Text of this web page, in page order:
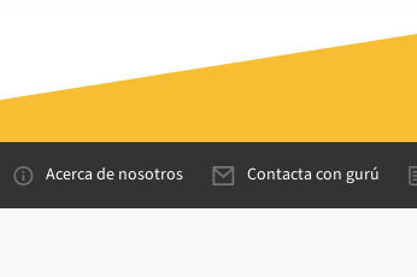
Acerca de nosotros Contacta con gurú